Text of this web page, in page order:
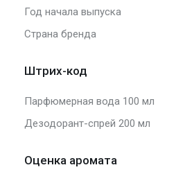
Год начала выпуска
Страна бренда
Штрих-код
Парфюмерная вода 100 мл
Дезодорант-спрей 200 мл
Оценка аромата